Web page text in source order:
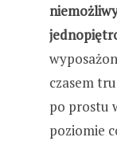
czasem
po prostu
poziomie